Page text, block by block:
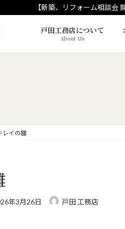
【新築、リフォーム相談会
戸田工務店について
About Us
レイの雛
年3月26日 戸田 工務店